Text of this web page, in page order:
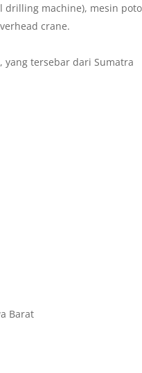
drilling machine), mesin
crane.
yang tersebar dari Sumatra
Barat